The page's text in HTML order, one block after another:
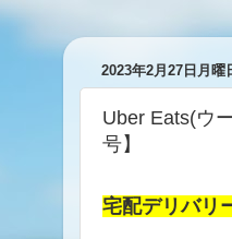
2023年2月27日月曜
Uber Eats(ウ
号】
宅配デリバリ